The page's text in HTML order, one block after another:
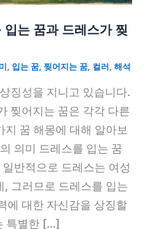
는 꿈과 드레스가 찢
, 입는 꿈, 찢어지는 꿈, 컬러 , 해석
징성을 지니고 있습니다.
찢어지는 꿈은 각각 다른
지 꿈 해몽에 대해 알아보
의미 드레스를 입는 꿈
반적으로 드레스는 여성
그러므로 드레스를 입는
에 대한 자신감을 상징할
특별한 […]